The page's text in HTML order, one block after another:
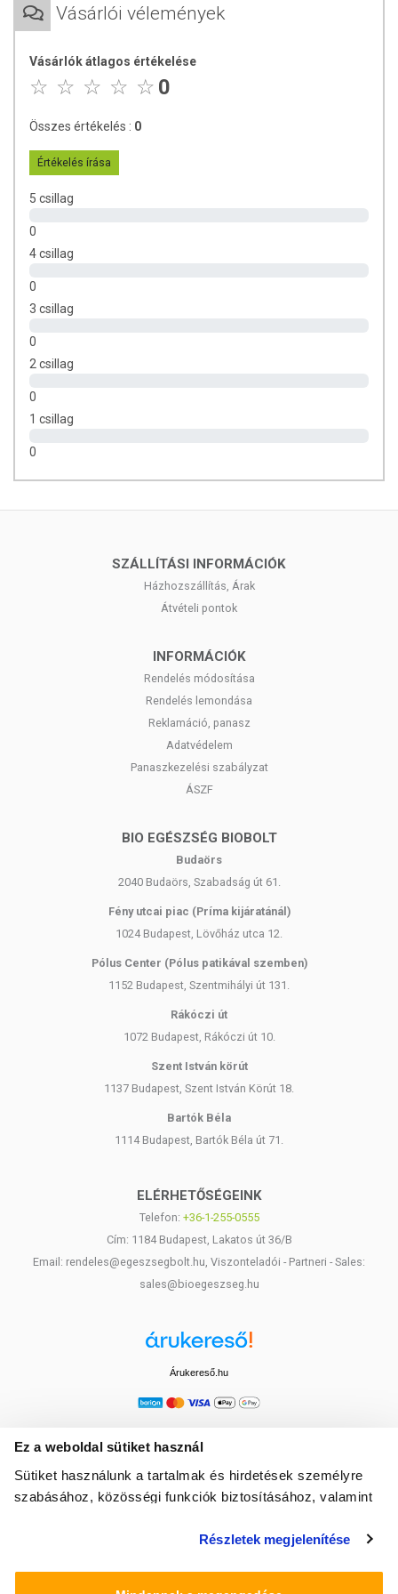
Ez a weboldal sütiket használ
Sütiket használunk a tartalmak és hirdetések személyre
szabásához, közösségi funkciók biztosításához, valamint
média-, hirdető- és elemező partnereinkkel megosztjuk az
Részletek megjelenítése
Ásványi anyagok: mg/100g
Ca: 18,6
Na: 25,1
Fe: 0,2
Vásárlói vélemények
Vásárlók átlagos értékelése
0
Összes értékelés : 0
Értékelés írása
5 csillag
0
4 csillag
0
3 csillag
0
2 csillag
0
1 csillag
0
SZÁLLÍTÁSI INFORMÁCIÓK
Házhozszállítás, Árak
Átvételi pontok
INFORMÁCIÓK
Rendelés módosítása
Rendelés lemondása
Reklamáció, panasz
Adatvédelem
Panaszkezelési szabályzat
ÁSZF
BIO EGÉSZSÉG BIOBOLT
Budaörs
2040 Budaörs, Szabadság út 61.
Fény utcai piac (Príma kijáratánál)
1024 Budapest, Lövőház utca 12.
Pólus Center (Pólus patikával szemben)
1152 Budapest, Szentmihályi út 131.
Rákóczi út
1072 Budapest, Rákóczi út 10.
Szent István körút
1137 Budapest, Szent István Körút 18.
Bartók Béla
1114 Budapest, Bartók Béla út 71.
ELÉRHETŐSÉGEINK
Telefon: +36-1-255-0555
Cím: 1184 Budapest, Lakatos út 36/B
Email: rendeles@egeszsegbolt.hu, Viszonteladói - Partneri - Sales:
sales@bioegeszseg.hu
Árukereső.hu